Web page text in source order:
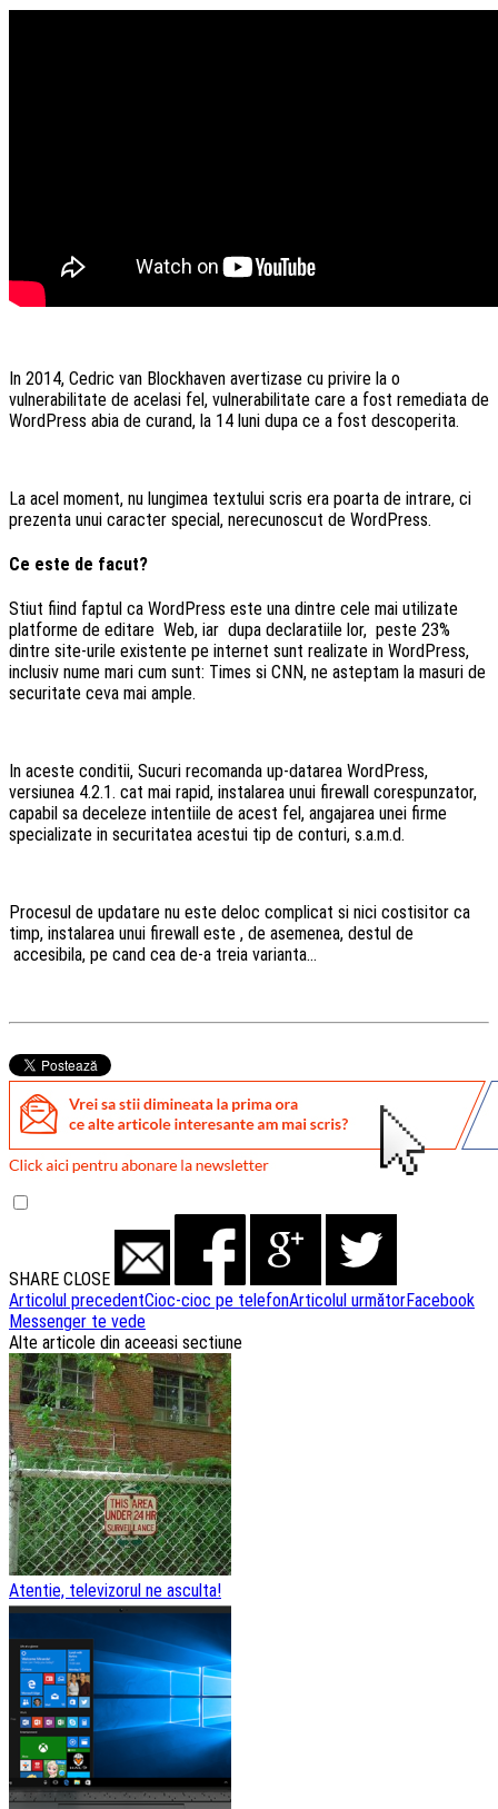
In 2014, Cedric van Blockhaven avertizase cu privire la o
vulnerabilitate de acelasi fel, vulnerabilitate care a fost remediata de
WordPress abia de curand, la 14 luni dupa ce a fost descoperita.
La acel moment, nu lungimea textului scris era poarta de intrare, ci
prezenta unui caracter special, nerecunoscut de WordPress.
Ce este de facut?
Stiut fiind faptul ca WordPress este una dintre cele mai utilizate
platforme de editare Web, iar dupa declaratiile lor, peste 23%
dintre site-urile existente pe internet sunt realizate in WordPress,
inclusiv nume mari cum sunt: Times si CNN, ne asteptam la masuri de
securitate ceva mai ample.
In aceste conditii, Sucuri recomanda up-datarea WordPress,
versiunea 4.2.1. cat mai rapid, instalarea unui firewall corespunzator,
capabil sa deceleze intentiile de acest fel, angajarea unei firme
specializate in securitatea acestui tip de conturi, s.a.m.d.
Procesul de updatare nu este deloc complicat si nici costisitor ca
timp, instalarea unui firewall este , de asemenea, destul de
accesibila, pe cand cea de-a treia varianta…
SHARE CLOSE
Navigare
articole
Articolul precedentCioc-cioc pe telefonArticolul următorFacebook
Messenger te vede
Alte articole din aceeasi sectiune
Atentie, televizorul ne asculta!